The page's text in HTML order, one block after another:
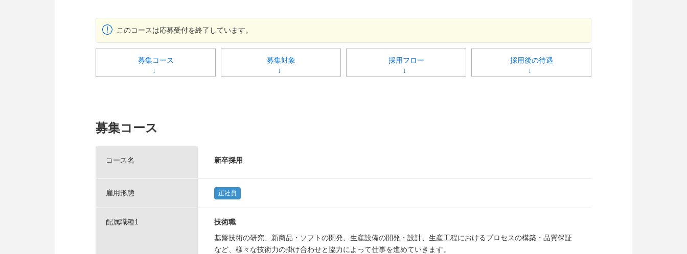
このコースは応募受付を終了しています。
募集コース 募集対象 採用フロー 採用後の待遇
募集コース
コース名 新卒採用
雇用形態 正社員
配属職種1
技術職
基盤技術の研究、新商品・ソフトの開発、生産設備の開発・設計、生産工程におけるプロセスの構築・品質保証
など、様々な技術力の掛け合わせと協力によって仕事を進めていきます。